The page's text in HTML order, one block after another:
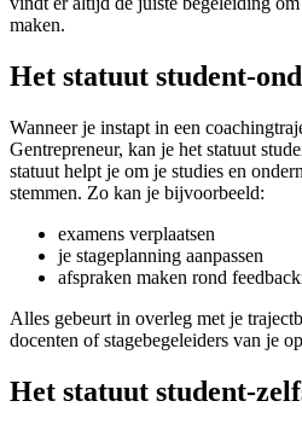
maken.
Het statuut student-
Wanneer je instapt in een
Gentrepreneur, kan je het statuut
statuut helpt je om je studies en
stemmen. Zo kan je bijvoorbeeld:
examens verplaatsen
je stageplanning aanpassen
afspraken maken rond
Alles gebeurt in overleg met je
docenten of stagebegeleiders van je
Het statuut student-